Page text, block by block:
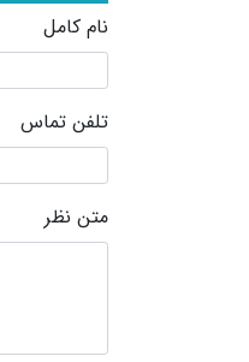
نام کامل
تلفن تماس
متن نظر